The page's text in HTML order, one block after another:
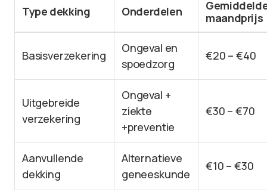
Type dekking Onderdelen
maandprijs
Basisverzekering
Ongeval en
spoedzorg
€20 – €40
Uitgebreide
verzekering
Ongeval +
ziekte
+preventie
€30 – €70
Aanvullende
dekking
Alternatieve
geneeskunde
€10 – €30